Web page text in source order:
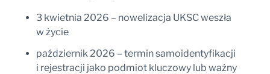
3 kwietnia 2026 – nowelizacja UKSC weszła
w życie
październik 2026 – termin samoidentyfikacji
i rejestracji jako podmiot kluczowy lub ważny